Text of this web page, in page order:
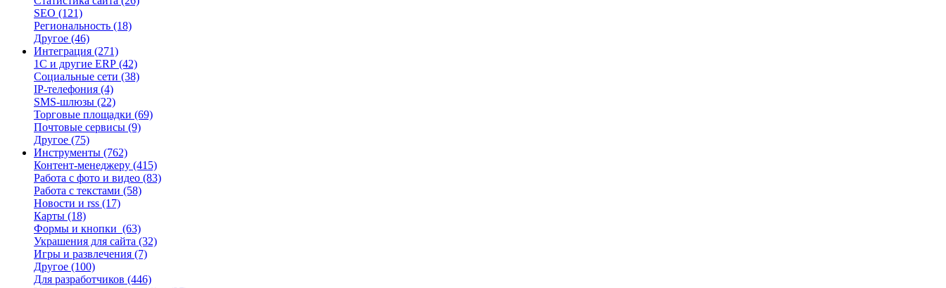
SEO (121)
Региональность (18)
Другое (46)
Интеграция (271)
1С и другие ERP (42)
Социальные сети (38)
IP-телефония (4)
SMS-шлюзы (22)
Торговые площадки (69)
Почтовые сервисы (9)
Другое (75)
Инструменты (762)
Контент-менеджеру (415)
Работа с фото и видео (83)
Работа с текстами (58)
Новости и rss (17)
Карты (18)
Формы и кнопки (63)
Украшения для сайта (32)
Игры и развлечения (7)
Другое (100)
Для разработчиков (446)